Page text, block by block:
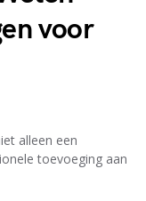
voor
alleen een
toevoeging aan